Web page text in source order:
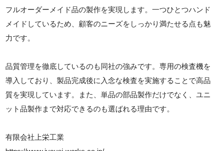
フルオーダーメイド品の製作を実現します。一つひとつハンド
メイドしているため、顧客のニーズをしっかり満たせる点も魅
力です。
品質管理を徹底しているのも同社の強みです。専用の検査機を
導入しており、製品完成後に入念な検査を実施することで高品
質を実現しています。また、単品の部品製作だけでなく、ユニ
ット品製作まで対応できるのも選ばれる理由です。
有限会社上栄工業